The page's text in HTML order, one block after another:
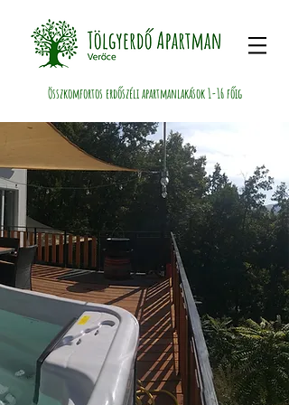
Összkomfortos erdőszéli apartmanlakások 1-16 főig